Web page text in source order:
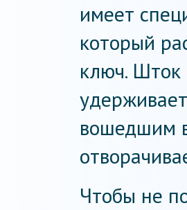
имеет
который
ключ. Шток
вошедшим
Чтобы не